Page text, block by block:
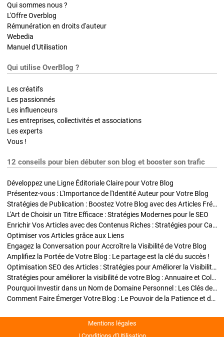
Qui sommes nous ?
L'Offre Overblog
Rémunération en droits d'auteur
Webedia
Manuel d'Utilisation
Qui utilise OverBlog ?
Les créatifs
Les passionnés
Les influenceurs
Les entreprises, collectivités et associations
Les experts
Vous !
12 conseils pour bien débuter son blog et booster son trafic
Développez une Ligne Éditoriale Claire pour Votre Blog
Présentez-vous : L'Importance de l'Identité Auteur pour Votre Blog
Stratégies de Publication : Boostez Votre Blog avec des Articles Fréquents et Exclusifs
L'Art de Choisir un Titre Efficace : Stratégies Modernes pour le SEO
Enrichir Vos Articles avec des Contenus Riches : Stratégies pour Captiver et Optimiser
Optimiser vos Articles grâce aux Liens
Engagez la Conversation pour Accroître la Visibilité de Votre Blog
Amplifiez la Portée de Votre Blog : Le partage est la clé du succès !
Optimisation SEO des Articles : Stratégies pour Améliorer la Visibilité de Votre Blog
Stratégies pour améliorer la visibilité de votre Blog : Annuaire et Collaborations
Pourquoi Investir dans un Nom de Domaine Personnel : Les Clés de la Réussite de Votre Blog
Comment Faire Émerger Votre Blog : Le Pouvoir de la Patience et de la Persévérance
Mentions légales